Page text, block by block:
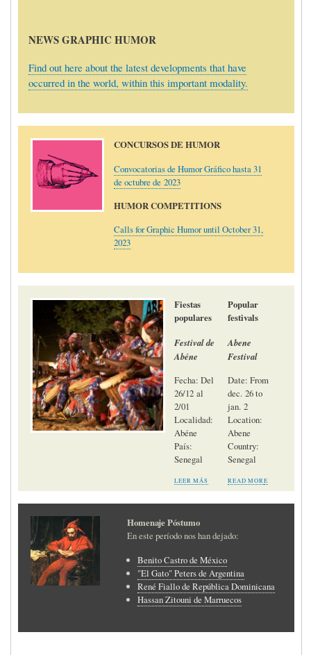
NEWS GRAPHIC HUMOR
Find out here about the latest developments that have
occurred in the world, within this important modality.
CONCURSOS DE HUMOR
Convocatorias de Humor Gráfico hasta 31
de octubre de 2023
HUMOR COMPETITIONS
Calls for Graphic Humor until October 31,
2023
Fiestas
populares
Festival de
Abéne
Fecha: Del
26/12 al
2/01
Localidad:
Abéne
País:
Senegal
LEER MÁS
Popular
festivals
Abene
Festival
Date: From
dec. 26 to
jan. 2
Location:
Abene
Country:
Senegal
READ MORE
Homenaje Póstumo
En este período nos han dejado:
Benito Castro de México
"El Gato" Peters de Argentina
René Fiallo de República Dominicana
Hassan Zitouni de Marruecos